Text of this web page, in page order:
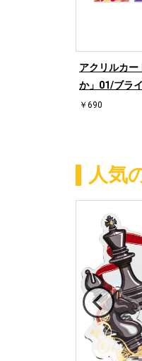
アクリルカー
か」01/ブラ
￥690
人気